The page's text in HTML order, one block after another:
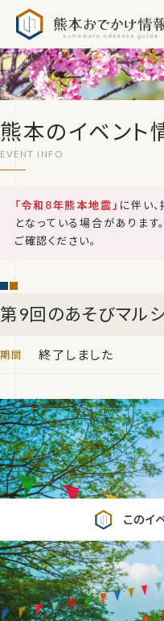
熊本のイベント
「令和8年熊本地震」 に伴い
となっている場合がありま
ご確認ください。
第9回のあそびマル
終了しました